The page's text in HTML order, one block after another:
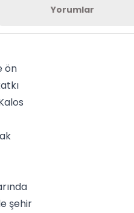
Yorumlar
ön
şehir